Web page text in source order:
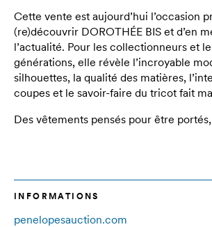
Cette vente est aujourd’hui l’occasion
(re)découvrir DOROTHÉE BIS et d’en
l’actualité. Pour les collectionneurs et
générations, elle révèle l’incroyable
silhouettes, la qualité des matières,
coupes et le savoir-faire du tricot fait
Des vêtements pensés pour être
INFORMATIONS
penelopesauction.com